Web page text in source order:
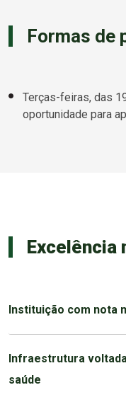
Formas de
Terças-feiras, das
oportunidade para
Excelência
Instituição com nota
Infraestrutura
saúde